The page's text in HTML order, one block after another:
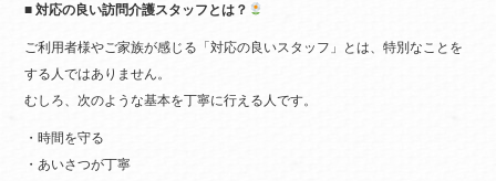
■ 対応の良い訪問介護スタッフとは？
ご利用者様やご家族が感じる「対応の良いスタッフ」とは、特別なことを
する人ではありません。
むしろ、次のような基本を丁寧に行える人です。
・時間を守る
・あいさつが丁寧